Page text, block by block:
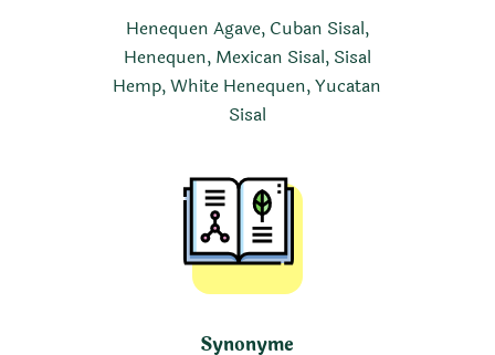
Henequen Agave, Cuban Sisal,
Henequen, Mexican Sisal, Sisal
Hemp, White Henequen, Yucatan
Sisal
Synonyme